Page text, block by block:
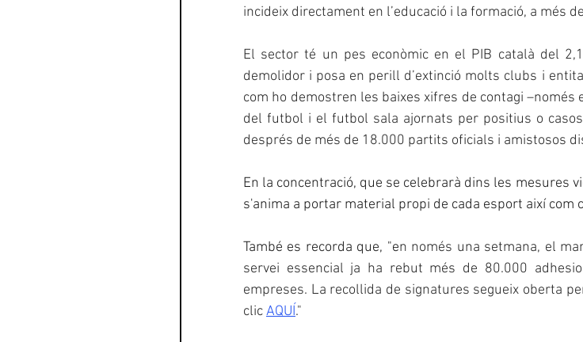
incideix directament en l’educació i la formació, a més
El sector té un pes econòmic en el PIB català del
demolidor i posa en perill d’extinció molts clubs i
com ho demostren les baixes xifres de contagi –només
del futbol i el futbol sala ajornats per positius o
després de més de 18.000 partits oficials i amistosos
En la concentració, que se celebrarà dins les mesures
s'anima a portar material propi de cada esport així
També es recorda que, "en només una setmana, el
servei essencial ja ha rebut més de 80.000
empreses. La recollida de signatures segueix oberta
clic AQUÍ."